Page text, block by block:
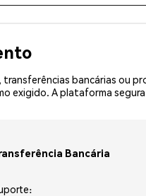
bancárias ou
exigido. A plataforma
Bancária